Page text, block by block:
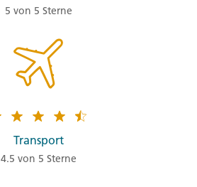
5 von 5 Sterne
Transport
4.5 von 5 Sterne